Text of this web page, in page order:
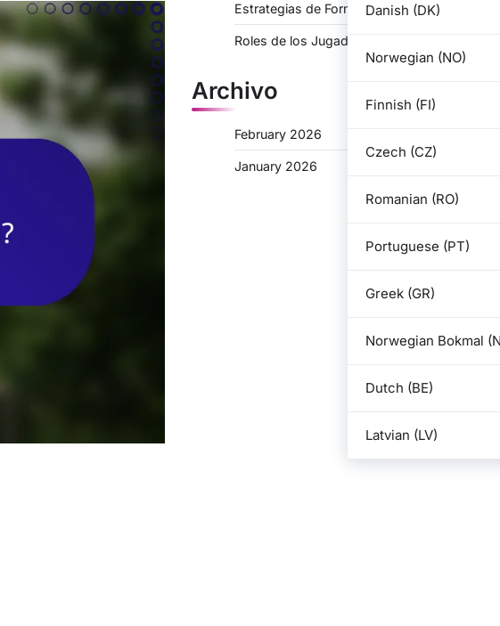
Danish (DK)
Norwegian (NO)
Finnish (FI)
Czech (CZ)
Romanian (RO)
Portuguese (PT)
Greek (GR)
Norwegian Bokmal
Dutch (BE)
Latvian (LV)
Estrategias de Formación para 3-2-2-3
Roles de los Jugadores en 3-2-2-3
Archivo
February 2026
January 2026